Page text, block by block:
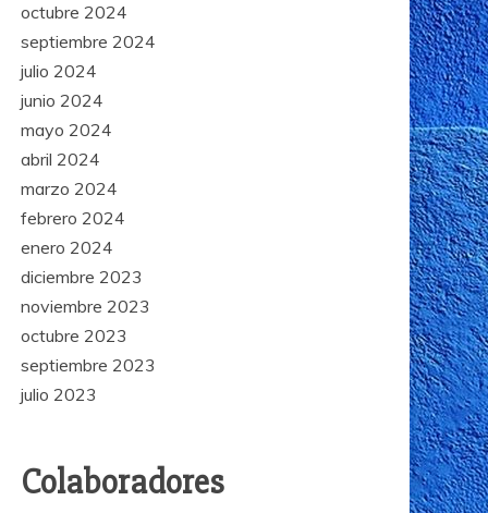
octubre 2024
septiembre 2024
julio 2024
junio 2024
mayo 2024
abril 2024
marzo 2024
febrero 2024
enero 2024
diciembre 2023
noviembre 2023
octubre 2023
septiembre 2023
julio 2023
Colaboradores